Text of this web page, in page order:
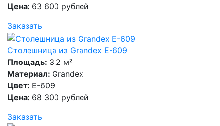
Цена: 63 600 рублей
Заказать
Столешница из Grandex E-609
Площадь: 3,2 м²
Материал: Grandex
Цвет: E-609
Цена: 68 300 рублей
Заказать